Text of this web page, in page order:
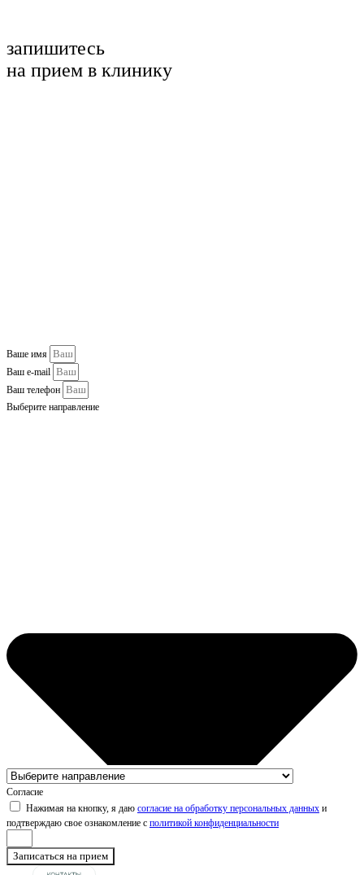
запишитесь
на прием в клинику
Ваше имя
Ваш e-mail
Ваш телефон
Выберите направление
Согласие
Нажимая на кнопку, я даю согласие на обработку персональных данных и
подтверждаю свое ознакомление с политикой конфиденциальности
Записаться на прием